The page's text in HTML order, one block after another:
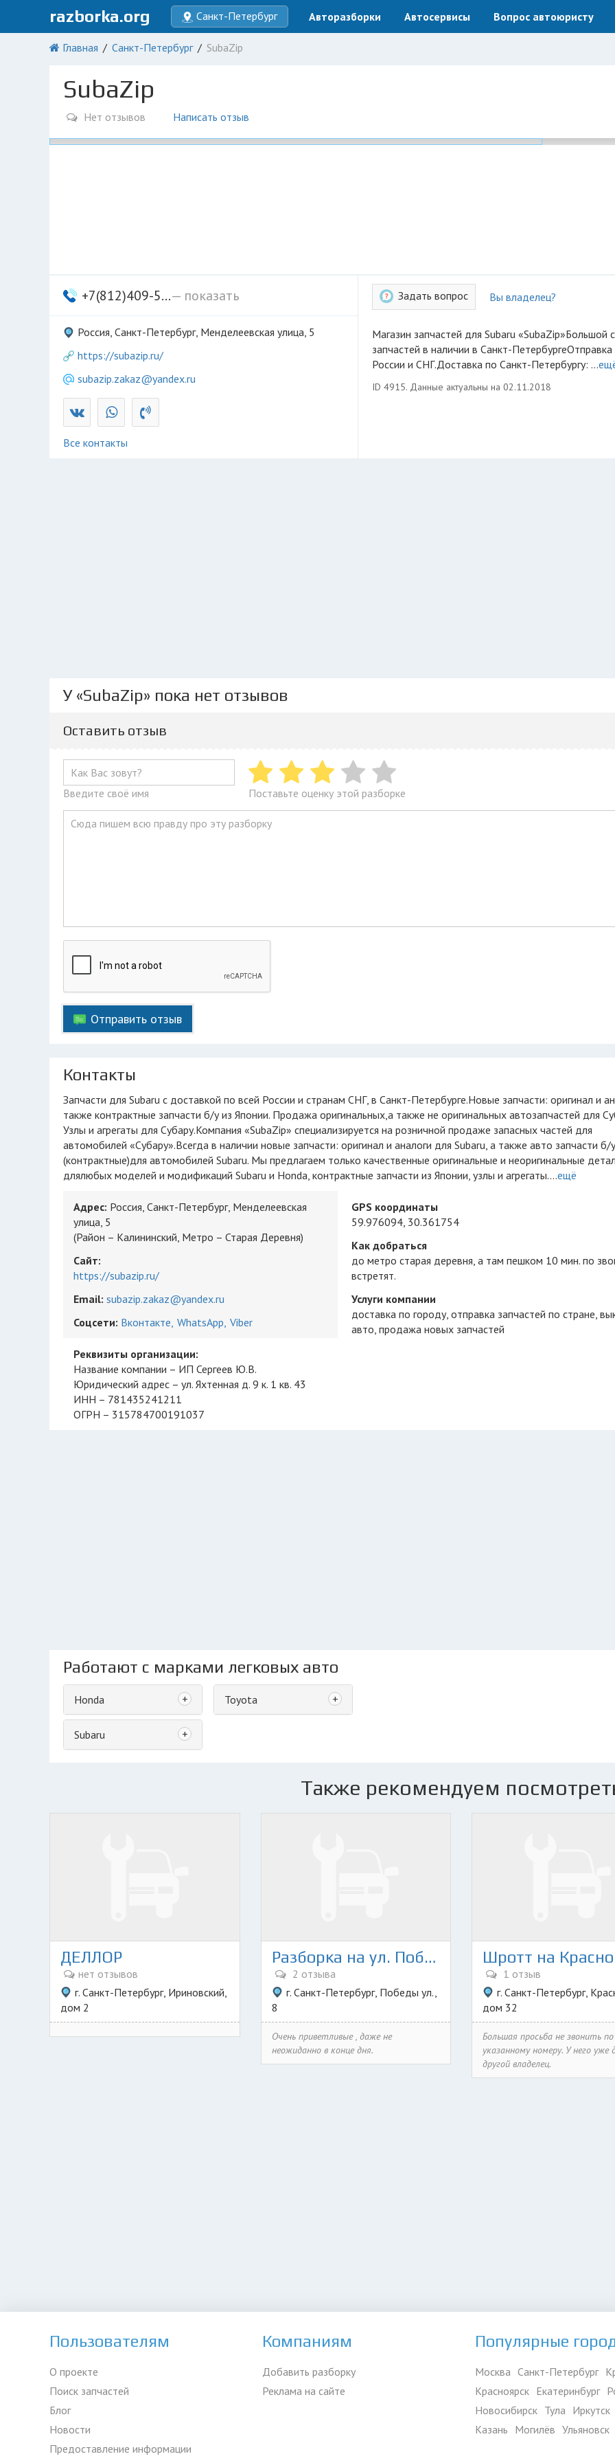
razborka.org Санкт-Петербург Авторазборки Автосервисы Вопрос автоюристу
Главная Санкт-Петербург SubaZip
SubaZip
Нет отзывов Написать отзыв
+7(812)409-5...— показать
Россия, Санкт-Петербург, Менделеевская улица, 5
https://subazip.ru/
subazip.zakaz@yandex.ru
Все контакты
Задать вопрос Вы владелец?
Магазин запчастей для Subaru «SubaZip»Большой склад
запчастей в наличии в Санкт-
России и СНГ.Доставка по Санкт-Петербургу: ...
ID 4915. Данные актуальны на 02.11.2018
У «SubaZip» пока нет отзывов
Оставить отзыв
Введите своё имя Поставьте оценку этой разборке
Отправить отзыв
Контакты
Запчасти для Subaru с доставкой по всей России и странам СНГ, в Санкт-Петербурге.Новые запчасти: оригинал и аналоги, а
также контрактные запчасти б/у из Японии. Продажа оригинальных,а также не оригинальных автозапчастей для
Узлы и агрегаты для Субару.Компания «SubaZip» специализируется на розничной продаже запасных частей для
автомобилей «Субару».Всегда в наличии новые запчасти: оригинал и аналоги для Subaru, а также авто запчасти б/у
(контрактные)для автомобилей Subaru. Мы предлагаем только качественные оригинальные и неоригинальные
длялюбых моделей и модификаций Subaru и Honda, контрактные запчасти из Японии, узлы и агрегаты....ещё
Адрес: Россия, Санкт-Петербург, Менделеевская
улица, 5
(Район – Калининский, Метро – Старая Деревня)
Сайт:
https://subazip.ru/
Email: subazip.zakaz@yandex.ru
Соцсети: Вконтакте WhatsApp Viber
Реквизиты организации:
Название компании – ИП Сергеев Ю.В.
Юридический адрес – ул. Яхтенная д. 9 к. 1 кв. 43
ИНН – 781435241211
ОГРН – 315784700191037
GPS координаты
59.976094, 30.361754
Как добраться
до метро старая деревня, а там пешком 10 мин. по
встретят.
Услуги компании
доставка по городу отправка запчастей по стране
авто продажа новых запчастей
Работают с марками легковых авто
Honda +
Subaru +
Toyota +
Также рекомендуем
ДЕЛЛОР
нет отзывов
г. Санкт-Петербург, Ириновский,
дом 2
Разборка на ул. Победы 8
2 отзыва
г. Санкт-Петербург, Победы ул.,
8
Очень приветливые , даже не
неожиданно в конце дня.
Шротт на
1 отзыв
г. Санкт-Петербург,
дом 32
Большая просьба не звонить по
указанному номеру. У него уже
другой владелец.
Пользователям
О проекте
Поиск запчастей
Блог
Новости
Предоставление информации
Компаниям
Добавить разборку
Реклама на сайте
Популярные
Москва Санкт-Петербург
Красноярск Екатеринбург
Новосибирск Тула Иркутск
Казань Могилёв Ульяновск